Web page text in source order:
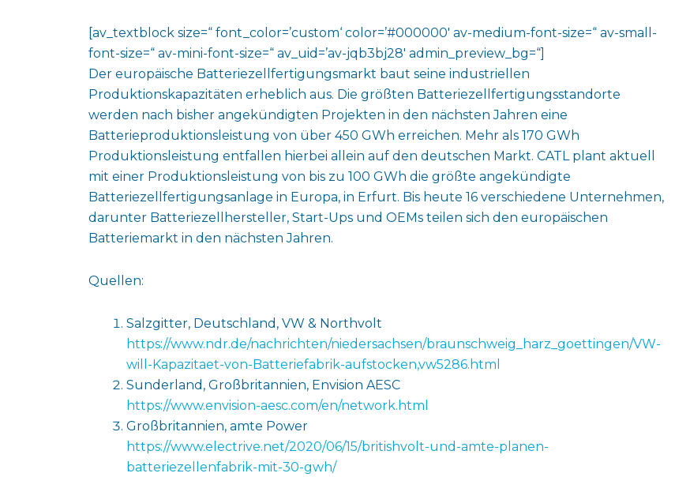
[av_textblock size=“ font_color=’custom‘ color=’#000000′ av-medium-font-size=“ av-small-
font-size=“ av-mini-font-size=“ av_uid=’av-jqb3bj28′ admin_preview_bg=“]
Der europäische Batteriezellfertigungsmarkt baut seine industriellen
Produktionskapazitäten erheblich aus. Die größten Batteriezellfertigungsstandorte
werden nach bisher angekündigten Projekten in den nächsten Jahren eine
Batterieproduktionsleistung von über 450 GWh erreichen. Mehr als 170 GWh
Produktionsleistung entfallen hierbei allein auf den deutschen Markt. CATL plant aktuell
mit einer Produktionsleistung von bis zu 100 GWh die größte angekündigte
Batteriezellfertigungsanlage in Europa, in Erfurt. Bis heute 16 verschiedene Unternehmen,
darunter Batteriezellhersteller, Start-Ups und OEMs teilen sich den europäischen
Batteriemarkt in den nächsten Jahren.
Quellen:
Salzgitter, Deutschland, VW & Northvolt
https://www.ndr.de/nachrichten/niedersachsen/braunschweig_harz_goettingen/VW-
will-Kapazitaet-von-Batteriefabrik-aufstocken,vw5286.html
Sunderland, Großbritannien, Envision AESC
https://www.envision-aesc.com/en/network.html
Großbritannien, amte Power
https://www.electrive.net/2020/06/15/britishvolt-und-amte-planen-
batteriezellenfabrik-mit-30-gwh/